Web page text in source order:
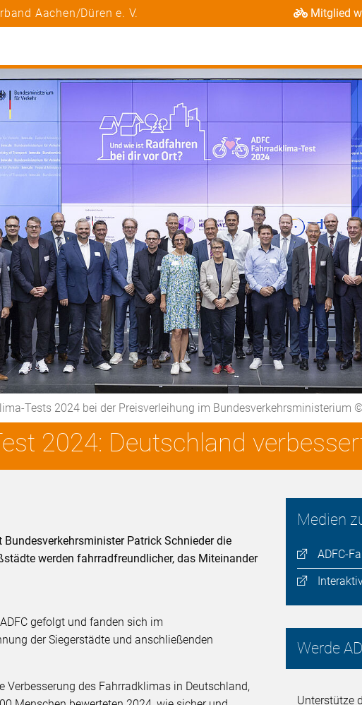
Aachen/Düren e. V. Mitglied
Tests 2024 bei der Preisverleihung im Bundesverkehrsministerium
2024: Deutschland
Medien
ADFC-
Werde
Unterstütze
Patrick Schnieder die
werden fahrradfreundlicher, das Miteinander
gefolgt und fanden sich im
der Siegerstädte und anschließenden
Verbesserung des Fahrradklimas in Deutschland,